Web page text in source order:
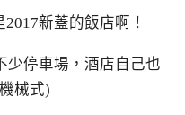
新蓋的飯店啊！
少停車場，酒店自己也
械式)